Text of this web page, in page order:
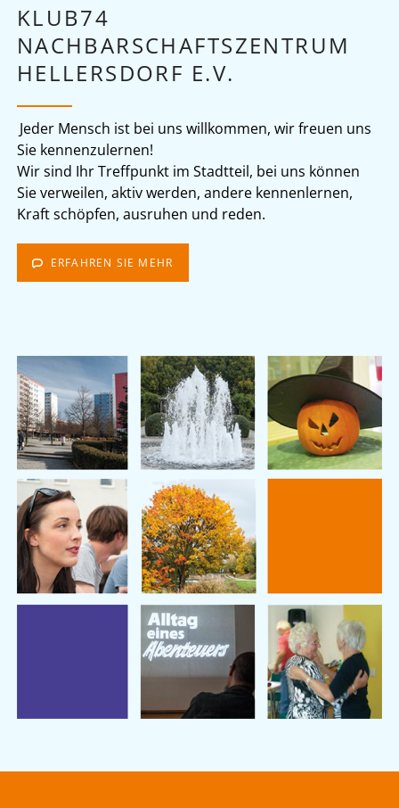
KLUB74
NACHBARSCHAFTSZENTRUM
HELLERSDORF E.V.
Jeder Mensch ist bei uns willkommen, wir freuen uns
Sie kennenzulernen!
Wir sind Ihr Treffpunkt im Stadtteil, bei uns können
Sie verweilen, aktiv werden, andere kennenlernen,
Kraft schöpfen, ausruhen und reden.
ERFAHREN SIE MEHR